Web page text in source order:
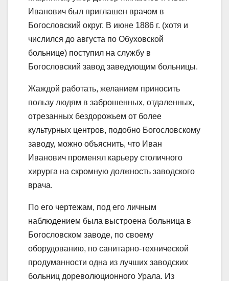
Иванович был приглашен врачом в
Богословский округ. В июне 1886 г. (хотя и
числился до августа по Обуховской
больнице) поступил на службу в
Богословский завод заведующим больницы.
Жаждой работать, желанием приносить
пользу людям в заброшенных, отдаленных,
отрезанных бездорожьем от более
культурных центров, подобно Богословскому
заводу, можно объяснить, что Иван
Иванович променял карьеру столичного
хирурга на скромную должность заводского
врача.
По его чертежам, под его личным
наблюдением была выстроена больница в
Богословском заводе, по своему
оборудованию, по санитарно-технической
продуманности одна из лучших заводских
больниц дореволюционного Урала. Из